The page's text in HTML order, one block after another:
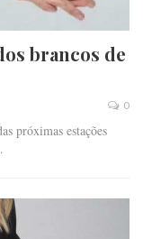
brancos de
0
próximas estações